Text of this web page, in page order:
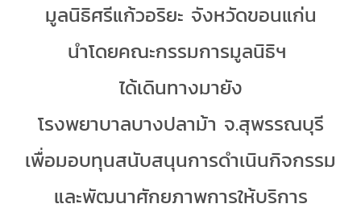
มูลนิธิศรีแก้วอริยะ จังหวัดขอนแก่น
นำโดยคณะกรรมการมูลนิธิฯ
ได้เดินทางมายัง
โรงพยาบาลบางปลาม้า จ.สุพรรณบุรี
เพื่อมอบทุนสนับสนุนการดำเนินกิจกรรม
และพัฒนาศักยภาพการให้บริการ